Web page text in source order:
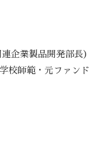
企業製品開発部長）
校師範・元ファンド